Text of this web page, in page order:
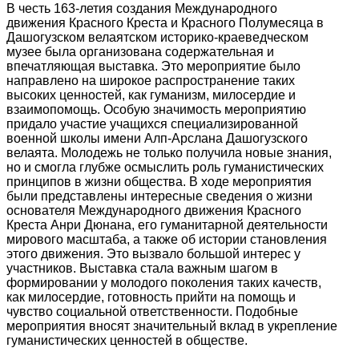
В честь 163-летия создания Международного
движения Красного Креста и Красного Полумесяца в
Дашогузском велаятском историко-краеведческом
музее была организована содержательная и
впечатляющая выставка. Это мероприятие было
направлено на широкое распространение таких
высоких ценностей, как гуманизм, милосердие и
взаимопомощь. Особую значимость мероприятию
придало участие учащихся специализированной
военной школы имени Алп-Арслана Дашогузского
велаята. Молодежь не только получила новые знания,
но и смогла глубже осмыслить роль гуманистических
принципов в жизни общества. В ходе мероприятия
были представлены интересные сведения о жизни
основателя Международного движения Красного
Креста Анри Дюнана, его гуманитарной деятельности
мирового масштаба, а также об истории становления
этого движения. Это вызвало большой интерес у
участников. Выставка стала важным шагом в
формировании у молодого поколения таких качеств,
как милосердие, готовность прийти на помощь и
чувство социальной ответственности. Подобные
мероприятия вносят значительный вклад в укрепление
гуманистических ценностей в обществе.